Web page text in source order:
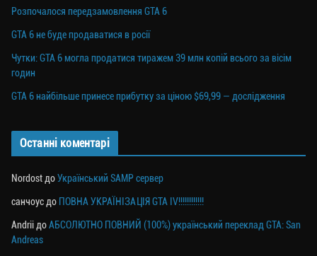
Розпочалося передзамовлення GTA 6
GTA 6 не буде продаватися в росії
Чутки: GTA 6 могла продатися тиражем 39 млн копій всього за вісім
годин
GTA 6 найбільше принесе прибутку за ціною $69,99 — дослідження
Останні коментарі
Nordost доУкраїнський SAMP сервер
санчоус до ПОВНА УКРАЇНІЗАЦІЯ GTA IV!!!!!!!!!!!!
Andrii доАБСОЛЮТНО ПОВНИЙ (100%) український переклад GTA: San
Andreas